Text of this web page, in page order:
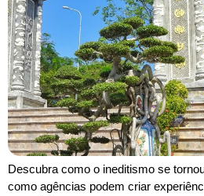
Descubra como o ineditismo se
como agências podem criar